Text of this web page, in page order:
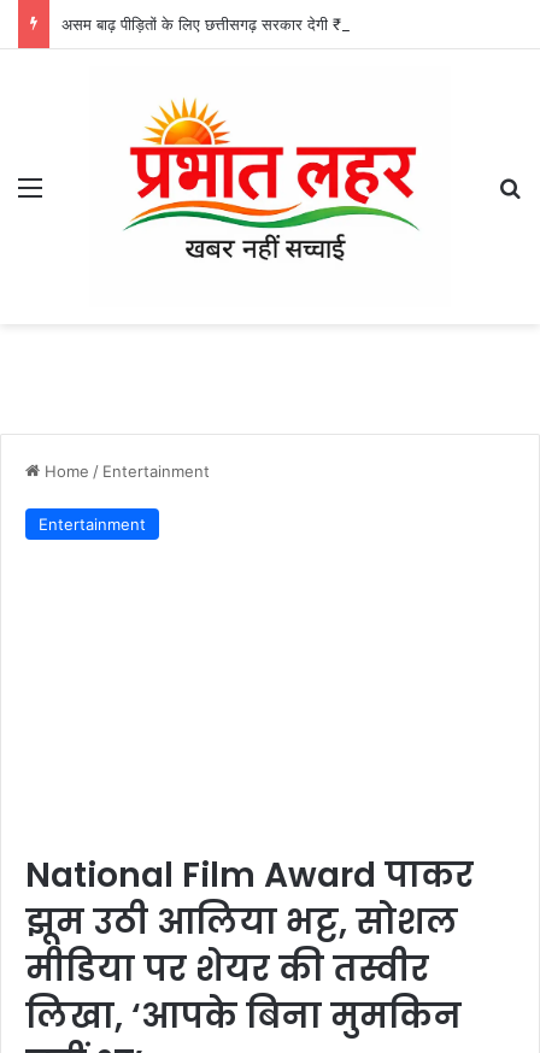
Menu
Home / Entertainment
Entertainment
National Film Award पाकर
झूम उठी आलिया भट्ट, सोशल
मीडिया पर शेयर की तस्वीर
लिखा, ‘आपके बिना मुमकिन